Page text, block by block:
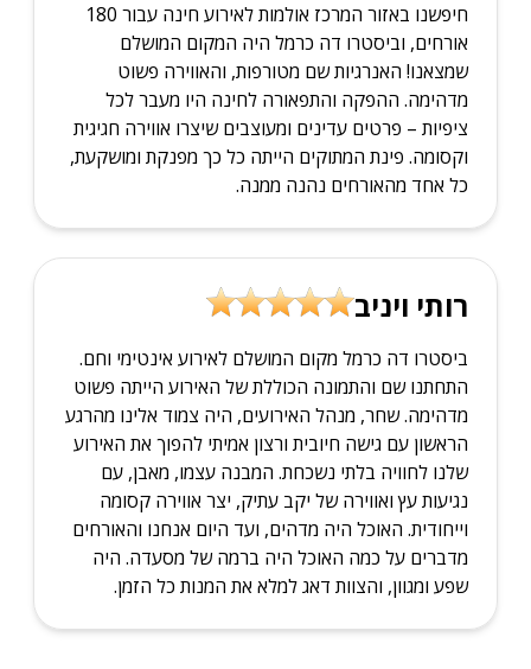
חיפשנו באזור המרכז אולמות לאירוע חינה עבור 180
אורחים, וביסטרו דה כרמל היה המקום המושלם
שמצאנו! האנרגיות שם מטורפות, והאווירה פשוט
מדהימה. ההפקה והתפאורה לחינה היו מעבר לכל
ציפיות – פרטים עדינים ומעוצבים שיצרו אווירה חגיגית
וקסומה. פינת המתוקים הייתה כל כך מפנקת ומושקעת,
כל אחד מהאורחים נהנה ממנה.
רותי ויניב
ביסטרו דה כרמל מקום המושלם לאירוע אינטימי וחם.
התחתנו שם והתמונה הכוללת של האירוע הייתה פשוט
מדהימה. שחר, מנהל האירועים, היה צמוד אלינו מהרגע
הראשון עם גישה חיובית ורצון אמיתי להפוך את האירוע
שלנו לחוויה בלתי נשכחת. המבנה עצמו, מאבן, עם
נגיעות עץ ואווירה של יקב עתיק, יצר אווירה קסומה
וייחודית. האוכל היה מדהים, ועד היום אנחנו והאורחים
מדברים על כמה האוכל היה ברמה של מסעדה. היה
שפע ומגוון, והצוות דאג למלא את המנות כל הזמן.